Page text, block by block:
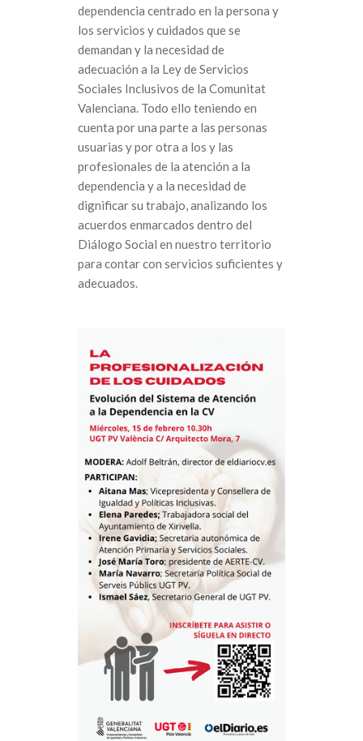
dependencia centrado en la persona y
los servicios y cuidados que se
demandan y la necesidad de
adecuación a la Ley de Servicios
Sociales Inclusivos de la Comunitat
Valenciana. Todo ello teniendo en
cuenta por una parte a las personas
usuarias y por otra a los y las
profesionales de la atención a la
dependencia y a la necesidad de
dignificar su trabajo, analizando los
acuerdos enmarcados dentro del
Diálogo Social en nuestro territorio
para contar con servicios suficientes y
adecuados.